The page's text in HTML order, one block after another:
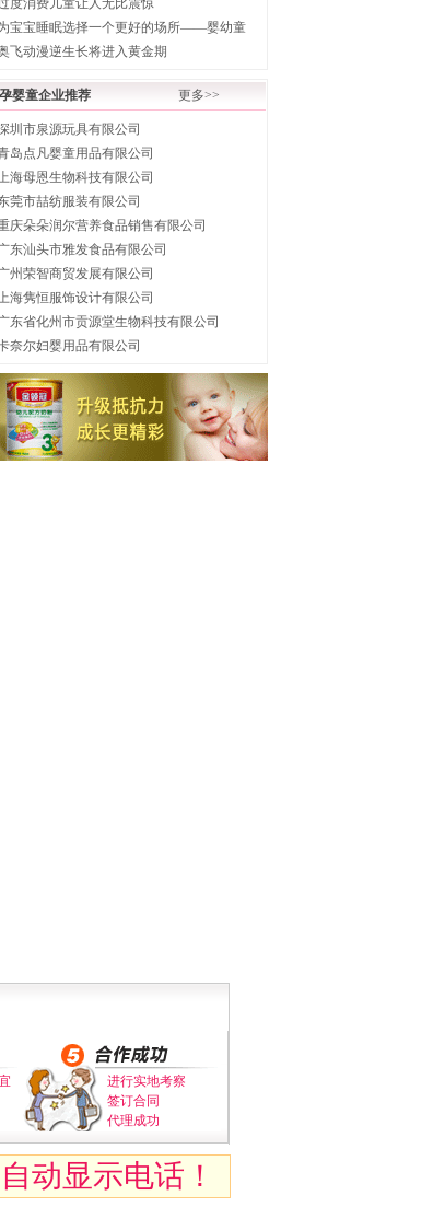
度消费儿童让人无比震惊
宝宝睡眠选择一个更好的场所——婴幼童
飞动漫逆生长将进入黄金期
孕婴童企业推荐 更多>>
圳市泉源玩具有限公司
岛点凡婴童用品有限公司
海母恩生物科技有限公司
莞市喆纺服装有限公司
庆朵朵润尔营养食品销售有限公司
东汕头市雅发食品有限公司
州荣智商贸发展有限公司
海隽恒服饰设计有限公司
东省化州市贡源堂生物科技有限公司
奈尔妇婴用品有限公司
进行实地考察
签订合同
代理成功
动显示电话！